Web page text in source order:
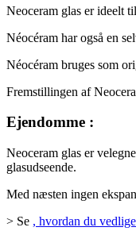
Neoceram glas er ideelt
Néocéram har også en
Néocéram bruges som
Fremstillingen af
Ejendomme :
Neoceram glas er
glasudseende.
Med næsten ingen
> Se , hvordan du